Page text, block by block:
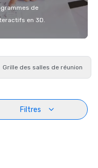
de
en 3D.
Grille des salles de réunion
Filtres